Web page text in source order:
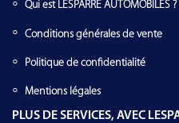
Qui est LESPARRE AUTOMOBILES ?
Conditions générales de vente
Politique de confidentialité
Mentions légales
PLUS DE SERVICES, AVEC